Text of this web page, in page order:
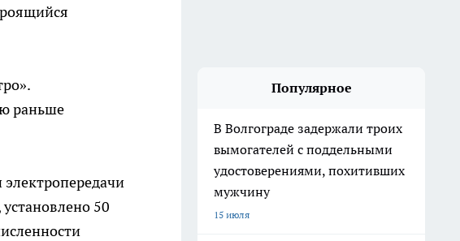
раньше
50
Популярное
В Волгограде задержали троих
вымогателей с поддельными
удостоверениями, похитивших
мужчину
15 июля